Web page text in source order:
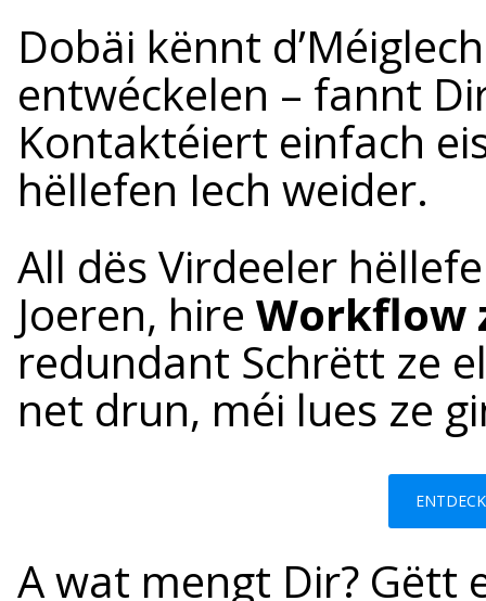
Dobäi kënnt
entwéckelen – fannt
Kontaktéiert einfach
hëllefen Iech weider.
All dës Virdeeler
Joeren, hire Workflow
redundant Schrëtt ze
net drun, méi lues ze
A wat mengt Dir? Gëtt